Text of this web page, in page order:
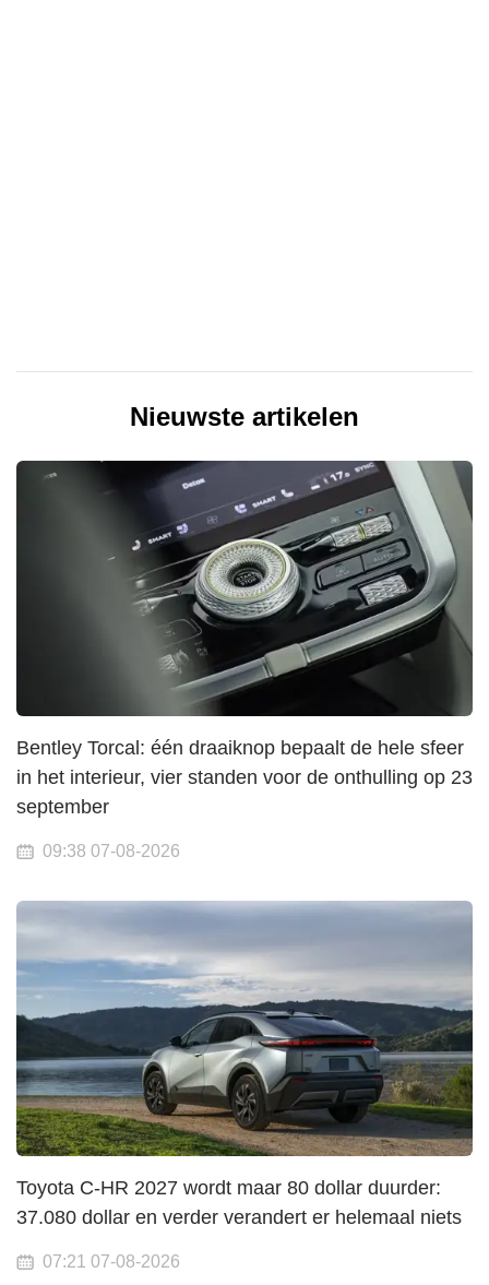
Nieuwste artikelen
Bentley Torcal: één draaiknop bepaalt de hele sfeer
in het interieur, vier standen voor de onthulling op 23
september
09:38 07-08-2026
Toyota C-HR 2027 wordt maar 80 dollar duurder:
37.080 dollar en verder verandert er helemaal niets
07:21 07-08-2026